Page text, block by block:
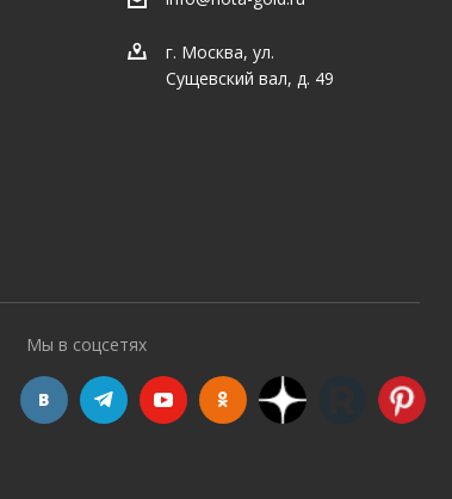
г. Москва, ул.
Сущевский вал, д. 49
Мы в соцсетях